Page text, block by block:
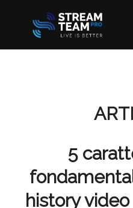
5
history